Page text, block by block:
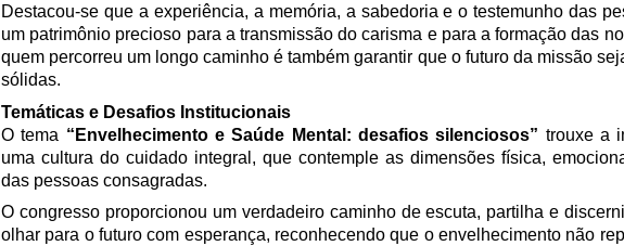
Destacou-se que a experiência, a memória, a sabedoria e o testemunho das
um patrimônio precioso para a transmissão do carisma e para a formação das
quem percorreu um longo caminho é também garantir que o futuro da missão
sólidas.
Temáticas e Desafios Institucionais
O tema “Envelhecimento e Saúde Mental: desafios silenciosos” trouxe a
uma cultura do cuidado integral, que contemple as dimensões física,
das pessoas consagradas.
O congresso proporcionou um verdadeiro caminho de escuta, partilha e
olhar para o futuro com esperança, reconhecendo que o envelhecimento não